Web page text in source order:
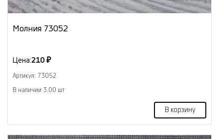
Молния 73052
Цена:210 ₽
Артикул: 73052
В наличии 3.00 шт
В корзину